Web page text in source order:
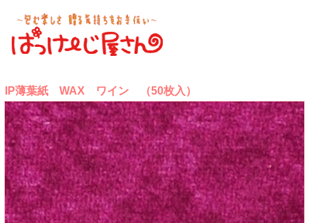
IP薄葉紙 WAX ワイン （50枚入）